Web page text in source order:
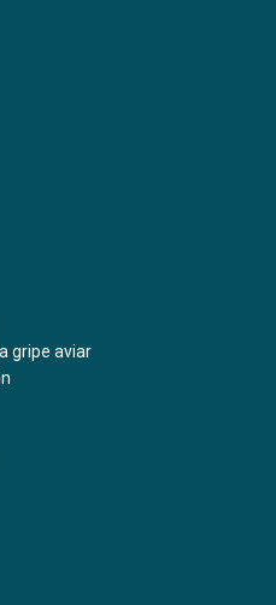
gripe aviar